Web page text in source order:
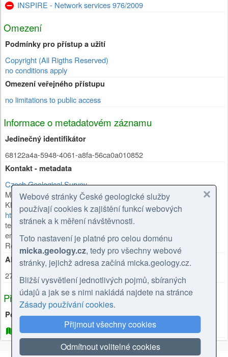
INSPIRE - Network services 976/2009
Omezení
Podmínky pro přístup a užití
Copyright (All Rigths Reserved)
no conditions apply
Omezení veřejného přístupu
no limitations to public access
Informace o metadatovém záznamu
Jedinečný identifikátor
68122a4a-5948-4061-a8fa-56ca0a010852
Kontakt - metadata
Czech Geological Survey
Mgr. Olga Moravcová, Ph.D.
Klárov 131/3
,Praha 1 118 00,Česká republika
https://cgs.gov.cz/personal/olga-moravcova
tel: +420257089445
email: olga.moravcova@geology.cz
Role:
kontaktní bod
Aktualizace metadat
27.02.2026
Příbuzné zdroje
Používá zdroje
Geological map of the Czech Republic 1 : 25,000 (raster)
Webové stránky České geologické služby
používají cookies k zajištění funkcí webových
stránek a k měření návštěvnosti.
Toto nastavení je platné pro celou doménu
micka.geology.cz, tedy pro všechny webové
stránky, jejichž adresa začíná micka.geology.cz.
Bližší vysvětlení jednotlivých pojmů, sbíraných
údajů a jak se s nimi nakládá najdete na stránce
Zásady používání cookies.
Přijmout všechny cookies
Odmítnout volitelné cookies